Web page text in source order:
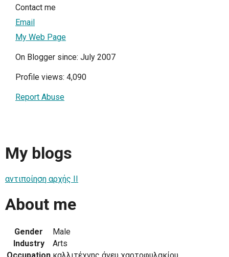
Contact me
Email
My Web Page
On Blogger since: July 2007
Profile views: 4,090
Report Abuse
My blogs
αντιποίηση αρχής ΙΙ
About me
Gender
Male
Industry
Arts